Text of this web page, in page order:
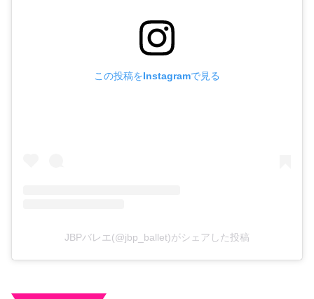
この投稿をInstagramで見る
JBPバレエ(@jbp_ballet)がシェアした投稿